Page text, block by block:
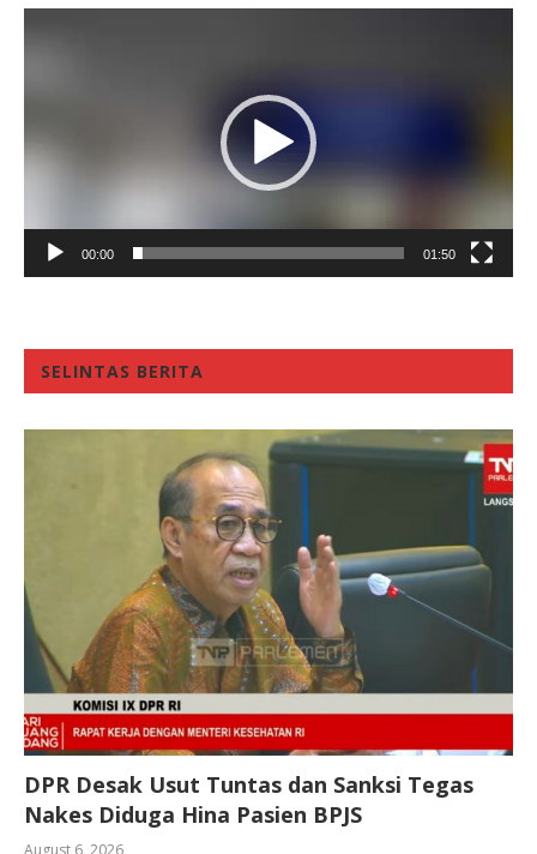
00:00 01:50
SELINTAS BERITA
DPR Desak Usut Tuntas dan Sanksi Tegas
Nakes Diduga Hina Pasien BPJS